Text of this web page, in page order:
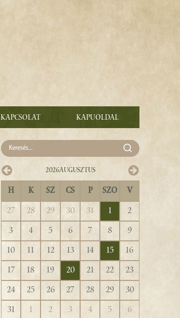
Kapcsolat Kapuoldal
2026Augusztus
H K SZ CS P SZO V
27 28 29 30 31 1
2
3
4 5 6 7 8
9
10
11 12 13 14 15
16
17
18 19 20 21 22
23
24
25 26 27 28 29
30
31
1 2 3 4 5 6